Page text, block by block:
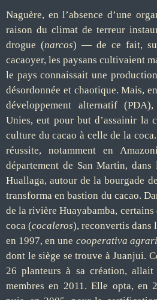
Naguère, en l’absence d’une
raison du climat de terreur
drogue (narcos) — de ce fait,
cacaoyer, les paysans cultivaient
le pays connaissait une
désordonnée et chaotique. Mais,
développement alternatif (PDA),
Unies, eut pour but d’assainir la
culture du cacao à celle de la
réussite, notamment en
département de San Martin,
Huallaga, autour de labourgade
transforma en bastion du cacao.
de la rivière Huayabamba, certains
coca (cocaleros), reconvertis dans
en 1997, enune cooperativa
dont le siège se trouve à Juanjui.
26 planteurs à sa création,
membresen 2011 .Elle opta, en